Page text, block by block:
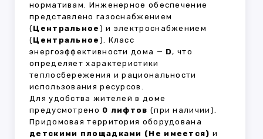
нормативам. Инженерное обеспечение
представлено газоснабжением
(Центральное ) и электроснабжением
(Центральное ). Класс
энергоэффективности дома — D, что
определяет характеристики
теплосбережения и рациональности
использования ресурсов.
Для удобства жителей в доме
предусмотрено 0 лифтов (при наличии).
Придомовая территория оборудована
детскими площадками (Не имеется) и